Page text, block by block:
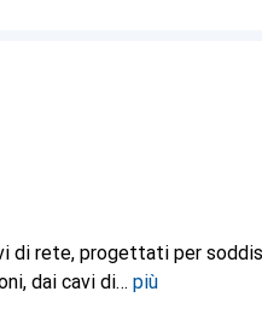
di rete, progettati per
dai cavi di
più